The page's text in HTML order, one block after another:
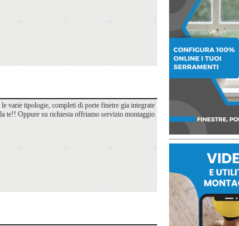
varie tipologie, completi di porte finetre gia integrate
te!! Oppure su richiesta offriamo servizio montaggio